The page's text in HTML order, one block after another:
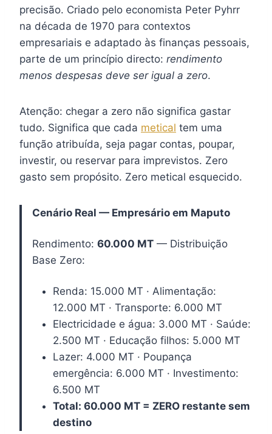
precisão. Criado pelo economista Peter Pyhrr
na década de 1970 para contextos
empresariais e adaptado às finanças pessoais,
parte de um princípio directo: rendimento
menos despesas deve ser igual a zero.
Atenção: chegar a zero não significa gastar
tudo. Significa que cada metical tem uma
função atribuída, seja pagar contas, poupar,
investir, ou reservar para imprevistos. Zero
gasto sem propósito. Zero metical esquecido.
Cenário Real — Empresário em Maputo
Rendimento: 60.000 MT — Distribuição
Base Zero:
Renda: 15.000 MT · Alimentação:
12.000 MT · Transporte: 6.000 MT
Electricidade e água: 3.000 MT · Saúde:
2.500 MT · Educação filhos: 5.000 MT
Lazer: 4.000 MT · Poupança
emergência: 6.000 MT · Investimento:
6.500 MT
Total: 60.000 MT = ZERO restante sem
destino